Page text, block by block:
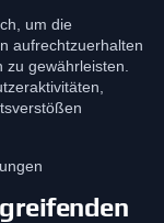
um die
aufrechtzuerhalten
zu gewährleisten.